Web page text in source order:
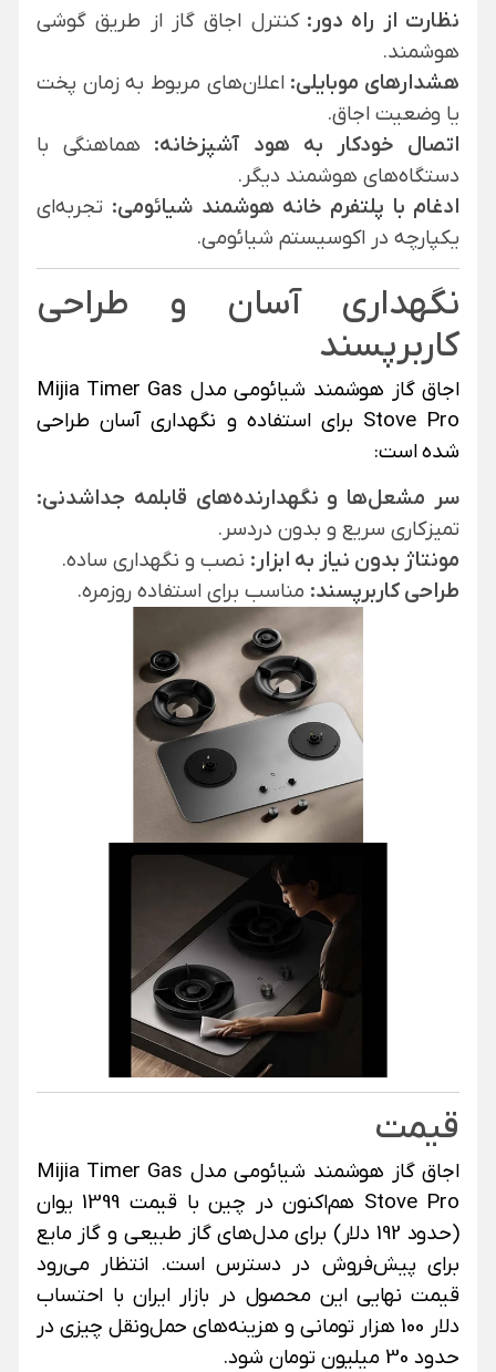
نظارت از راه دور:کنترل اجاق گاز از طریق گوشی
هوشمند.
هشدارهای موبایلی: اعلان‌های مربوط به زمان پخت
یا وضعیت اجاق.
اتصال خودکار به هود آشپزخانه: هماهنگی با
دستگاه‌های هوشمند دیگر.
ادغام با پلتفرم خانه هوشمند شیائومی: تجربه‌ای
یکپارچه در اکوسیستم شیائومی.
نگهداری آسان و طراحی
کاربرپسند
اجاق گاز هوشمند شیائومی مدل Mijia Timer Gas
Stove Pro برای استفاده و نگهداری آسان طراحی
شده است:
سر مشعل‌ها و نگهدارنده‌های قابلمه جداشدنی:
تمیزکاری سریع و بدون دردسر.
مونتاژ بدون نیاز به ابزار: نصب و نگهداری ساده.
طراحی کاربرپسند: مناسب برای استفاده روزمره.
قیمت
اجاق گاز هوشمند شیائومی مدل Mijia Timer Gas
Stove Pro هم‌اکنون در چین با قیمت 1399 یوان
(حدود 192 دلار) برای مدل‌های گاز طبیعی و گاز مایع
برای پیش‌فروش در دسترس است. انتظار می‌رود
قیمت نهایی این محصول در بازار ایران با احتساب
دلار 100 هزار تومانی و هزینه‌های حمل‌ونقل چیزی در
حدود 30 میلیون تومان شود.